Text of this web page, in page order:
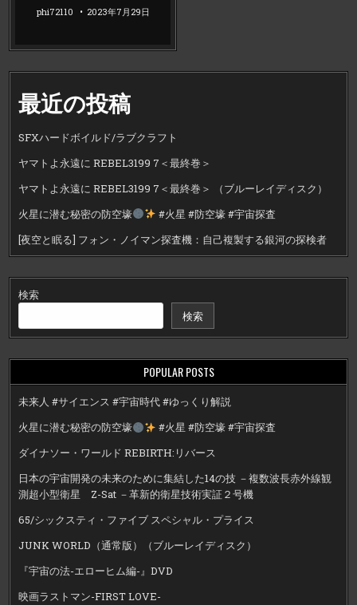
phi72110 2023年7月29日
最近の投稿
SFXハードボイルド/ラブクラフト
ヤマトよ永遠に REBEL3199 7＜最終巻＞
ヤマトよ永遠に REBEL3199 7＜最終巻＞ （ブルーレイディスク）
火星に潜む秘密の防空壕
#火星 #防空壕 #宇宙探査
[夜空と眠る] フォン・ノイマン探査機：自己複製する銀河の探検者
検索
検索
POPULAR POSTS
未来人 #サイエンス #宇宙時代 #ゆっくり解説
火星に潜む秘密の防空壕
#火星 #防空壕 #宇宙探査
ダイナソー・ワールド REBIRTH:リバース
日本の宇宙開発の未来のために集結した14の技 －複数波長赤外線観
測超小型衛星 Z-Sat －革新的衛星技術実証２号機
65/シックスティ・ファイブ スペシャル・プライス
JUNK WORLD（通常版）（ブルーレイディスク）
『宇宙の法-エローヒム編-』DVD
映画ラストマン-FIRST LOVE-